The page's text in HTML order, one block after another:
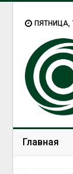
ПЯТНИЦА,
Главная